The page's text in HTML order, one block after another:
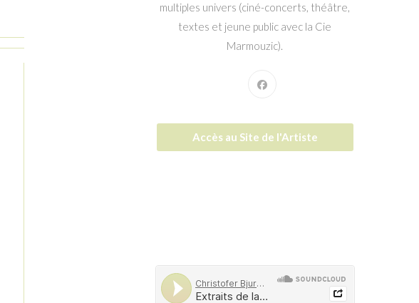
multiples univers (ciné-concerts, théâtre,
textes et jeune public avec la Cie
Marmouzic).
Accès au Site de l'Artiste